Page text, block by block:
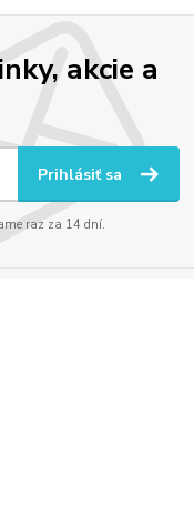
akcie a
Prihlásiť sa
raz za 14 dní.